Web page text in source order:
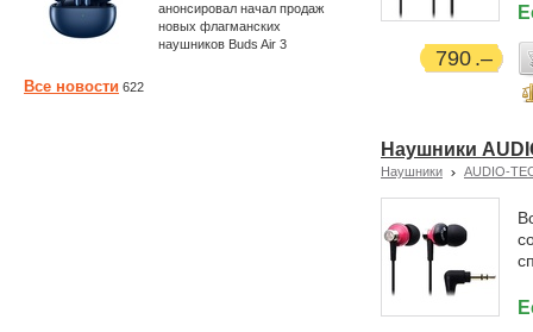
790
Наушники
Наушники AUDIO-
анонсировал начал продаж
новых флагманских
наушников Buds Air 3
Все новости 622